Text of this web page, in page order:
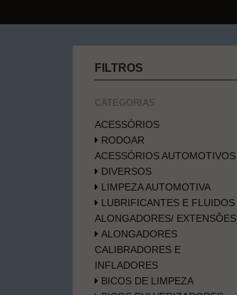
FILTROS
CATEGORIAS
ACESSÓRIOS
RODOAR
ACESSÓRIOS AUTOMOTIVOS
DIVERSOS
LIMPEZA AUTOMOTIVA
LUBRIFICANTES E FLUIDOS
ALONGADORES/ EXTENSÕES
ALONGADORES
CALIBRADORES E
INFLADORES
BICOS DE LIMPEZA